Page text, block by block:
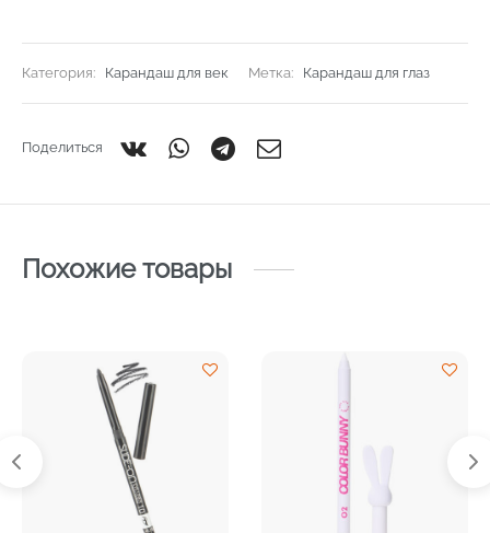
Категория: Карандаш для век Метка: Карандаш для глаз
Поделиться
Похожие товары